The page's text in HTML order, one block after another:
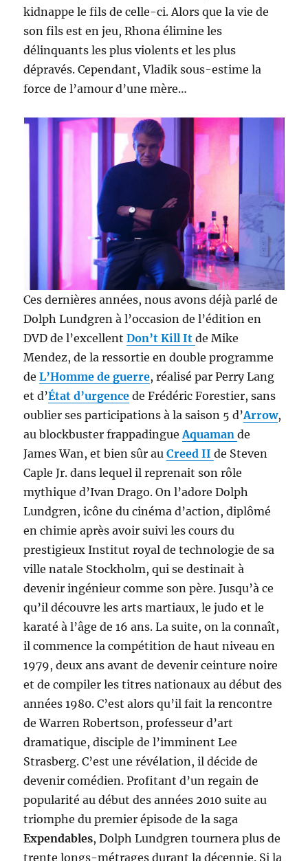
kidnappe le fils de celle-ci. Alors que la vie de
son fils est en jeu, Rhona élimine les
délinquants les plus violents et les plus
dépravés. Cependant, Vladik sous-estime la
force de l’amour d’une mère…
Ces dernières années, nous avons déjà parlé de
Dolph Lundgren à l’occasion de l’édition en
DVD de l’excellentDon’t Kill Itde Mike
Mendez, de la ressortie en double programme
deL’Homme de guerre, réalisé par Perry Lang
et d’État d’urgence de Frédéric Forestier, sans
oublier ses participations à la saison 5 d’Arrow,
au blockbuster frappadingueAquaman de
James Wan, et bien sûr auCreed II de Steven
Caple Jr. dans lequel il reprenait son rôle
mythique d’Ivan Drago. On l’adore Dolph
Lundgren, icône du cinéma d’action, diplômé
en chimie après avoir suivi les cours du
prestigieux Institut royal de technologie de sa
ville natale Stockholm, qui se destinait à
devenir ingénieur comme son père. Jusqu’à ce
qu’il découvre les arts martiaux, le judo et le
karaté à l’âge de 16 ans. La suite, on la connaît,
il commence la compétition de haut niveau en
1979, deux ans avant de devenir ceinture noire
et de compiler les titres nationaux au début des
années 1980. C’est alors qu’il fait la rencontre
de Warren Robertson, professeur d’art
dramatique, disciple de l’imminent Lee
Strasberg. C’est une révélation, il décide de
devenir comédien. Profitant d’un regain de
popularité au début des années 2010 suite au
triomphe du premier épisode de la saga
Expendables, Dolph Lundgren tournera plus de
trente longs-métrages durant la décennie. Si la